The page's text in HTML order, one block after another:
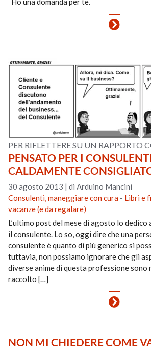
PER RIFLETTERE SU UN RAPPORTO
PENSATO PER I
CALDAMENTE
30 agosto 2013 |di Arduino Mancini
Consulenti, maneggiare con cura - Libri e
vacanze (e da regalare)
L’ultimo post del mese di agosto lo dedico
il consulente. Lo so, oggi dire che una
consulente è quanto di più generico si
tuttavia, non possiamo ignorare che gli
diverse anime di questa professione sono
raccolto […]
NON MI CHIEDERE COME